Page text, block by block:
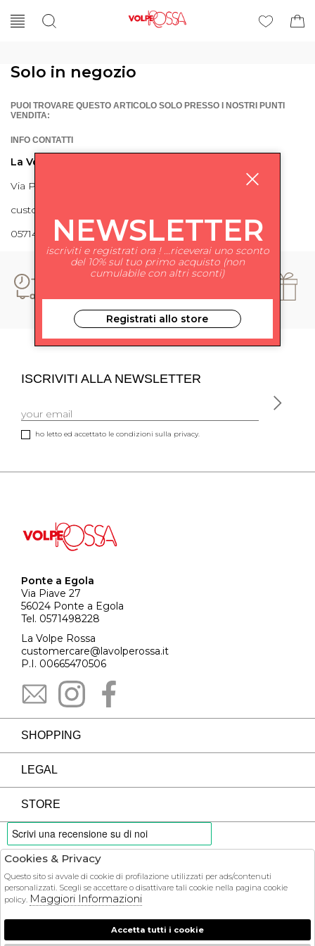
Solo in negozio
PUOI TROVARE QUESTO ARTICOLO SOLO PRESSO I NOSTRI PUNTI
VENDITA:
INFO CONTATTI
La Volpe Rossa
Via Piave 27 56024 Ponte a Egola
customercare@lavolperossa.it
0571498228
ISCRIVITI ALLA NEWSLETTER
ho letto ed accettato le condizioni sulla privacy.
Ponte a Egola
Via Piave 27
56024 Ponte a Egola
Tel. 0571498228
La Volpe Rossa
customercare@lavolperossa.it
P.I. 00665470506
SHOPPING
LEGAL
STORE
PAYMENTS
COURIER
NEWSLETTER
iscriviti e registrati ora ! ...riceverai uno sconto
del 10% sul tuo primo acquisto (non
cumulabile con altri sconti)
Registrati allo store
Cookies & Privacy
Questo sito si avvale di cookie di profilazione utilizzati per ads/contenuti
personalizzati. Scegli se accettare o disattivare tali cookie nella pagina cookie
policy. Maggiori Informazioni
Accetta tutti i cookie